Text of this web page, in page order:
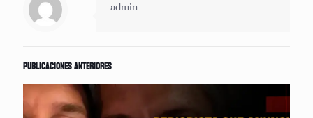
admin
Publicaciones anteriores